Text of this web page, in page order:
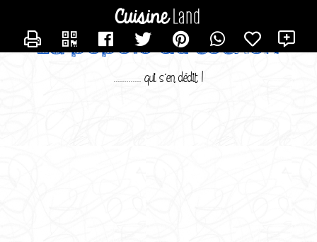
La popote du cochon
............. qui s'en dédit !
CONTACTER SUSMINERVAM